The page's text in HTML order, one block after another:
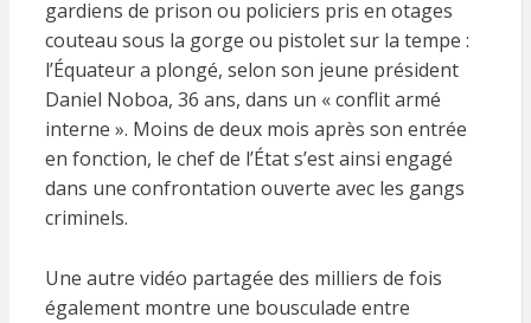
gardiens de prison ou policiers pris en otages
couteau sous la gorge ou pistolet sur la tempe :
l’Équateur a plongé, selon son jeune président
Daniel Noboa, 36 ans, dans un « conflit armé
interne ». Moins de deux mois après son entrée
en fonction, le chef de l’État s’est ainsi engagé
dans une confrontation ouverte avec les gangs
criminels.
Une autre vidéo partagée des milliers de fois
également montre une bousculade entre